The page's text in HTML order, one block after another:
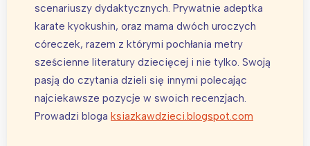
scenariuszy dydaktycznych. Prywatnie adeptka
karate kyokushin, oraz mama dwóch uroczych
córeczek, razem z którymi pochłania metry
sześcienne literatury dziecięcej i nie tylko. Swoją
pasją do czytania dzieli się innymi polecając
najciekawsze pozycje w swoich recenzjach.
Prowadzi bloga ksiazkawdzieci.blogspot.com